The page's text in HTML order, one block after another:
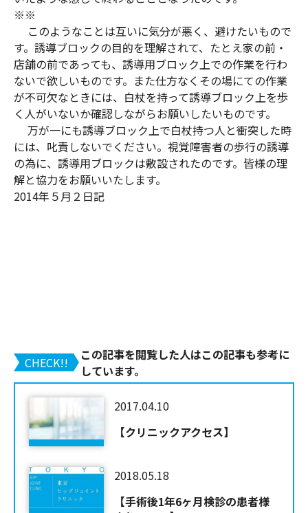
※※
このようなことは互いに気分が悪く、避けたいもので
す。誘導ブロックの目的を理解されて、たとえ家の前・
店舗の前であっても、誘導用ブロック上での作業を行わ
ないで欲しいものです。また仕方なくその場にての作業
が不可欠なときには、白杖を持って誘導ブロック上を歩
く人がいないか確認しながらお願いしたいものです。
万が一にも誘導ブロック上で白杖持つ人と衝突した時
には、叱責しないでください。視覚障害者の歩行の誘導
の為に、誘導用ブロックは敷設されたのです。皆様の理
解と協力をお願いいたします。
2014年５月２日記
CHECK!!
この記事を閲覧した人はこの記事も参考に
しています。
2017.04.10
【クリニックアクセス】
2018.05.18
【手術後1年6ヶ月検診の患者様